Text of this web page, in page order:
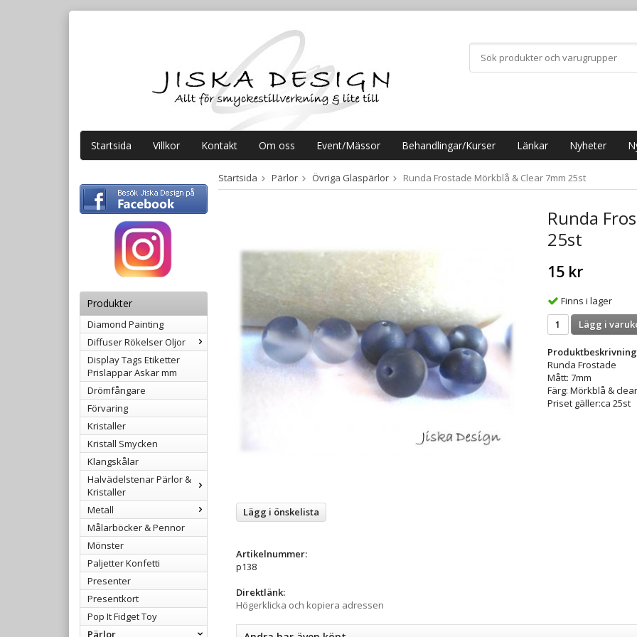
Startsida Villkor Kontakt Om oss Event/Mässor Behandlingar/Kurser Länkar Nyheter
Produkter
Diamond Painting
Diffuser Rökelser Oljor
Display Tags Etiketter
Prislappar Askar mm
Drömfångare
Förvaring
Kristaller
Kristall Smycken
Klangskålar
Halvädelstenar Pärlor &
Kristaller
Metall
Målarböcker & Pennor
Mönster
Paljetter Konfetti
Presenter
Presentkort
Pop It Fidget Toy
Pärlor
Startsida Pärlor Övriga Glaspärlor Runda Frostade Mörkblå & Clear 7mm 25st
Runda
25st
15 kr
Finns i lager
Lägg i
Runda Frostade
Mått: 7mm
Färg: Mörkblå & clear
Priset gäller:ca 25st
Lägg i önskelista
Artikelnummer:
p138
Direktlänk:
Högerklicka och kopiera adressen